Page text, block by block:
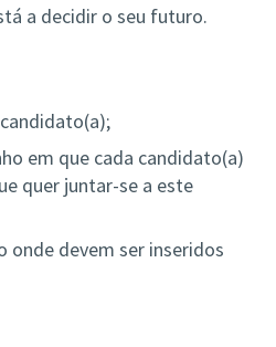
a decidir o seu futuro.
em que cada candidato(a)
quer juntar-se a este
onde devem ser inseridos